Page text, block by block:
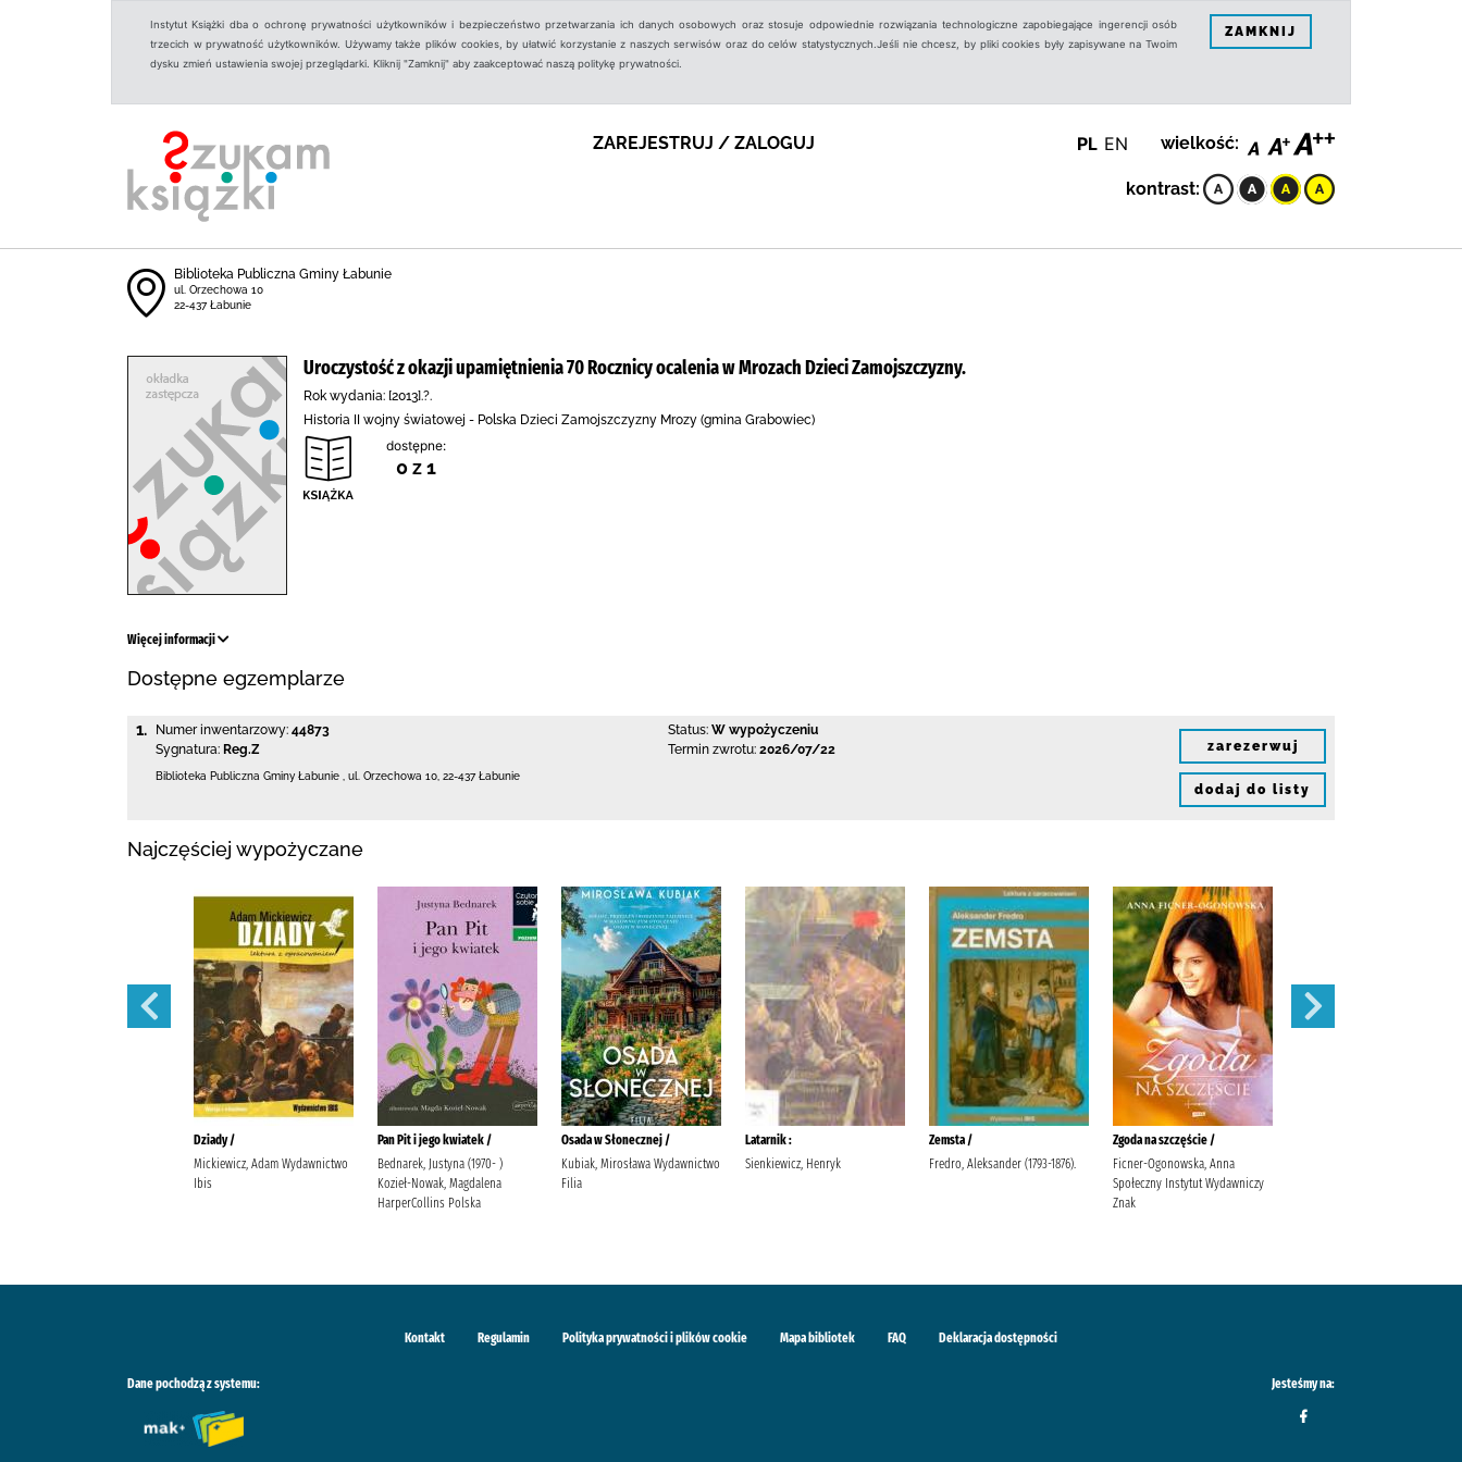
Instytut Książki dba o ochronę prywatności użytkowników i bezpieczeństwo przetwarzania ich danych osobowych oraz stosuje odpowiednie rozwiązania technologiczne zapobiegające ingerencji osób
trzecich w prywatność użytkowników. Używamy także plików cookies, by ułatwić korzystanie z naszych serwisów oraz do celów statystycznych.Jeśli nie chcesz, by pliki cookies były zapisywane na Twoim
dysku zmień ustawienia swojej przeglądarki. Kliknij "Zamknij" aby zaakceptować naszą politykę prywatności.
ZAMKNIJ
ZAREJESTRUJ / ZALOGUJ PL EN wielkość:
kontrast:
Biblioteka Publiczna Gminy Łabunie
ul. Orzechowa 10
22-437 Łabunie
Uroczystość z okazji upamiętnienia 70 Rocznicy ocalenia w Mrozach Dzieci Zamojszczyzny.
Rok wydania: [2013].?.
Historia II wojny światowej - Polska Dzieci Zamojszczyzny Mrozy (gmina Grabowiec)
dostępne:
0 z 1
Więcej informacji
Dostępne egzemplarze
1. Numer inwentarzowy: 44873
Sygnatura: Reg.Z
Status: W wypożyczeniu
Termin zwrotu: 2026/07/22
Biblioteka Publiczna Gminy Łabunie ul. Orzechowa 10 22-437 Łabunie
zarezerwuj
dodaj do listy
Najczęściej wypożyczane
Dziady /
Mickiewicz, Adam Wydawnictwo
Ibis
Pan Pit i jego kwiatek /
Bednarek, Justyna (1970- )
Kozieł-Nowak, Magdalena
HarperCollins Polska
Osada w Słonecznej /
Kubiak, Mirosława Wydawnictwo
Filia
Latarnik :
Sienkiewicz, Henryk
Zemsta /
Fredro, Aleksander (1793-1876).
Zgoda na szczęście /
Ficner-Ogonowska, Anna
Społeczny Instytut Wydawniczy
Znak
Kontakt Regulamin Polityka prywatności i plików cookie Mapa bibliotek FAQ Deklaracja dostępności
Dane pochodzą z systemu: Jesteśmy na: